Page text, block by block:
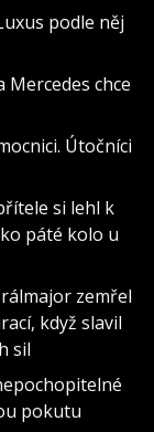
podle něj
Mercedes chce
Útočníci
si lehl k
páté kolo u
zemřel
když slavil
sil
pokutu